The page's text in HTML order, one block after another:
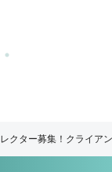
クター募集！クライア